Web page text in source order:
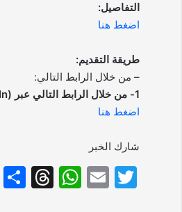
التفاصيل:
اضغط هنا
طريقة التقديم:
– من خلال الرابط التالي:
1- من خلال الرابط التالي عبر (LinkedIn):
اضغط هنا
شارك الخبر
T
E
W
T